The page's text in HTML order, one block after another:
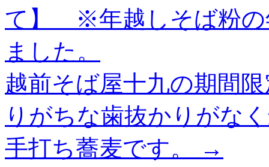
て】 ※年越しそば粉の
ました。
越前そば屋十九の期間
りがちな歯抜かりがな
手打ち蕎麦です。
→